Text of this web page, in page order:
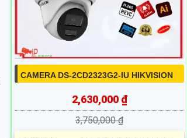
CAMERA DS-2CD2323G2-IU HIKVISION
2,630,000 ₫
3,750,000 ₫